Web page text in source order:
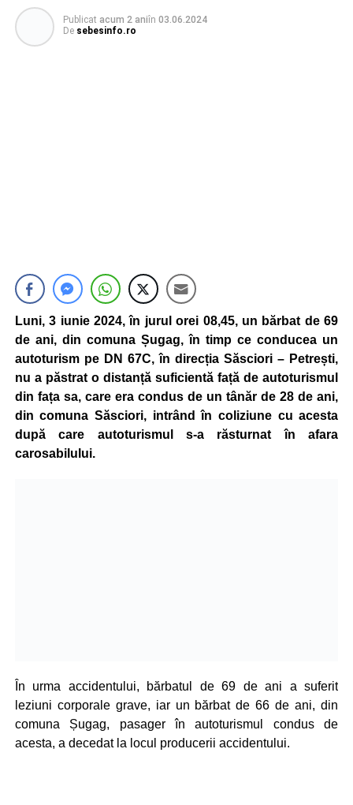
Publicat acum 2 aniîn 03.06.2024
De sebesinfo.ro
Luni, 3 iunie 2024, în jurul orei 08,45, un bărbat de 69
de ani, din comuna Șugag, în timp ce conducea un
autoturism pe DN 67C, în direcția Săsciori – Petrești,
nu a păstrat o distanță suficientă față de autoturismul
din fața sa, care era condus de un tânăr de 28 de ani,
din comuna Săsciori, intrând în coliziune cu acesta
după care autoturismul s-a răsturnat în afara
carosabilului.
În urma accidentului, bărbatul de 69 de ani a suferit
leziuni corporale grave, iar un bărbat de 66 de ani, din
comuna Șugag, pasager în autoturismul condus de
acesta, a decedat la locul producerii accidentului.